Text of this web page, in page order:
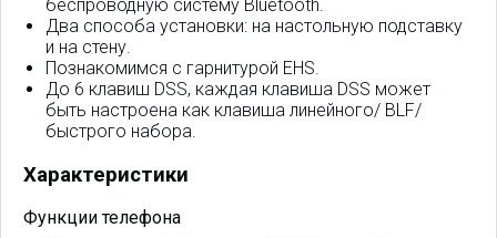
беспроводную систему Bluetooth.
Два способа установки: на настольную подставку
и на стену.
Познакомимся с гарнитурой EHS.
До 6 клавиш DSS, каждая клавиша DSS может
быть настроена как клавиша линейного/ BLF/
быстрого набора.
Характеристики
Функции телефона